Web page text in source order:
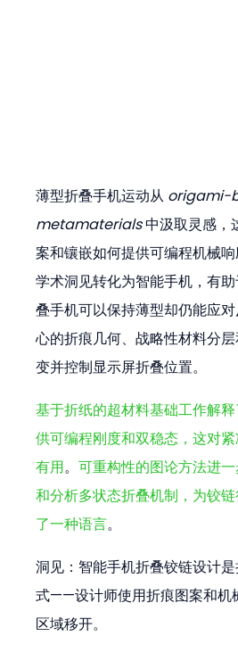
薄型折叠手机运动从 origami-
metamaterials 中汲取灵感，
案和镶嵌如何提供可编程机械
学术洞见转化为智能手机，有
叠手机可以保持薄型却仍能应
心的折痕几何、战略性材料分
变并控制显示屏折叠位置。
基于折纸的超材料基础工作解
供可编程刚度和双稳态，这对
有用。可重构性的图论方法进
和分析多状态折叠机制，为铰
了一种语言。
洞见：智能手机折叠铰链设计
式——设计师使用折痕图案和机
区域移开。